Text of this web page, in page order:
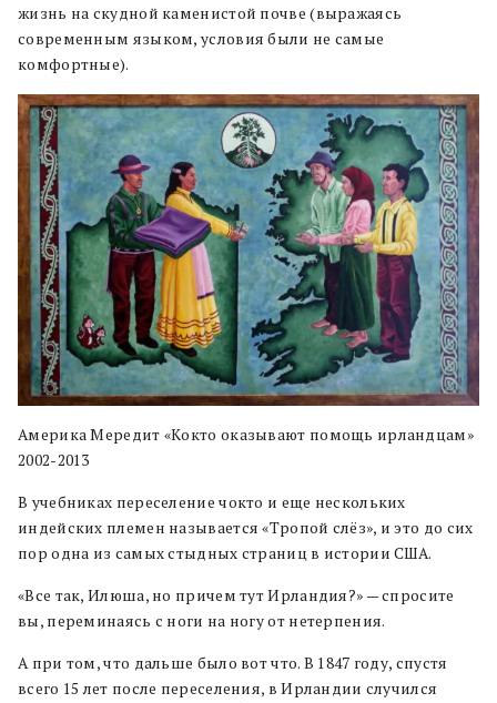
жизнь на скудной каменистой почве (выражаясь
современным языком, условия были не самые
комфортные).
Америка Мередит «Кокто оказывают помощь ирландцам»
2002-2013
В учебниках переселение чокто и еще нескольких
индейских племен называется «Тропой слёз», и это до сих
пор одна из самых стыдных страниц в истории США.
«Все так, Илюша, но причем тут Ирландия?» — спросите
вы, переминаясь с ноги на ногу от нетерпения.
А при том, что дальше было вот что. В 1847 году, спустя
всего 15 лет после переселения, в Ирландии случился